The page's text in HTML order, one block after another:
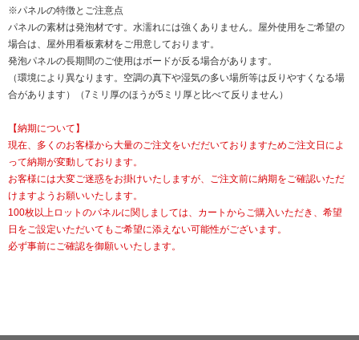
※パネルの特徴とご注意点
パネルの素材は発泡材です。水濡れには強くありません。屋外使用をご希望の
場合は、屋外用看板素材をご用意しております。
発泡パネルの長期間のご使用はボードが反る場合があります。
（環境により異なります。空調の真下や湿気の多い場所等は反りやすくなる場
合があります）（7ミリ厚のほうが5ミリ厚と比べて反りません）
【納期について】
現在、多くのお客様から大量のご注文をいだだいておりますためご注文日によ
って納期が変動しております。
お客様には大変ご迷惑をお掛けいたしますが、ご注文前に納期をご確認いただ
けますようお願いいたします。
100枚以上ロットのパネルに関しましては、カートからご購入いただき、希望
日をご設定いただいてもご希望に添えない可能性がございます。
必ず事前にご確認を御願いいたします。